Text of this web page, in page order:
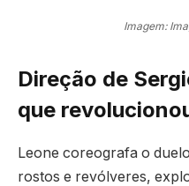
Imagem:
Direção de
que
Leone coreografa o
rostos e revólveres,